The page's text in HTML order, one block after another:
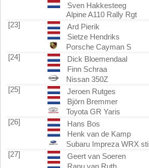
Sven Hakkesteeg
Alpine A110 Rally Rgt
[23]
Ard Pierik
Sietze Hendriks
Porsche Cayman S
[24]
Dick Bloemendaal
Finn Schraa
Nissan 350Z
[25]
Jeroen Rutges
Björn Bremmer
Toyota GR Yaris
[26]
Hans Bos
Henk van de Kamp
Subaru Impreza WRX sti
[27]
Geert van Soeren
Ranu van Ruth